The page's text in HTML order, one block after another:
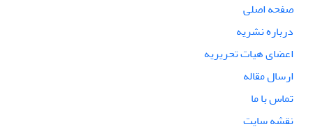
صفحه اصلی
درباره نشریه
اعضای هیات تحریریه
ارسال مقاله
تماس با ما
نقشه سایت